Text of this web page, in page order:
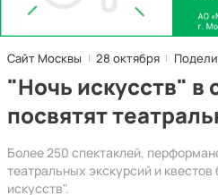
Сайт Москвы 28 октября
"Ночь искусств" в
посвятят
Более 250 спектаклей,
театральных экскурсий и
искусств".